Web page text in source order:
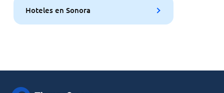
Hoteles en Sonora